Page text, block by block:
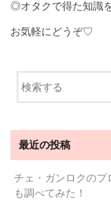
◎オタクで得た知識
お気軽にどうぞ♡
最近の投稿
チェ・ガンロクのプ
も調べてみた！